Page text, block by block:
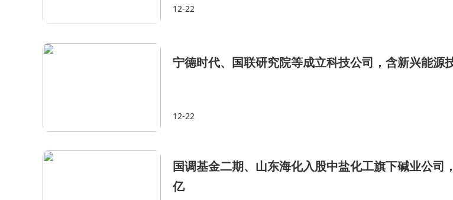
12-22
宁德时代、国联研究院等成立科技公司，含新兴能源
12-22
国调基金二期、山东海化入股中盐化工旗下碱业公司
亿